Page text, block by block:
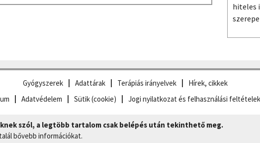
hiteles
Gyógyszerek Adattárak Terápiás irányelvek
Hírek, cikkek
Adatvédelem Sütik (cookie) Jogi nyilatkozat és felhasználási feltételek
szól, a legtöbb tartalom csak belépés után tekinthető meg.
talál bővebb információkat.